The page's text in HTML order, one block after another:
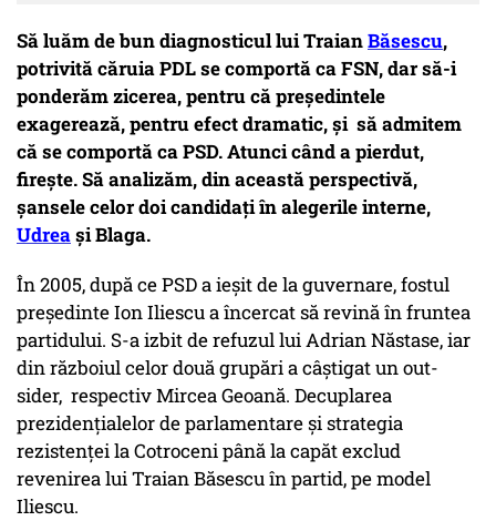
Să luăm de bun diagnosticul lui TraianBăsescu,
potrivită căruia PDL se comportă ca FSN, dar să-i
ponderăm zicerea, pentru că președintele
exagerează, pentru efect dramatic, și să admitem
că se comportă ca PSD. Atunci când a pierdut,
firește. Să analizăm, din această perspectivă,
șansele celor doi candidați în alegerile interne,
Udreași Blaga.
În 2005, după ce PSD a ieșit de la guvernare, fostul
președinte Ion Iliescu a încercat să revină în fruntea
partidului. S-a izbit de refuzul lui Adrian Năstase, iar
din războiul celor două grupări a câștigat un out-
sider, respectiv Mircea Geoană. Decuplarea
prezidențialelor de parlamentare și strategia
rezistenței la Cotroceni până la capăt exclud
revenirea lui Traian Băsescu în partid, pe model
Iliescu.